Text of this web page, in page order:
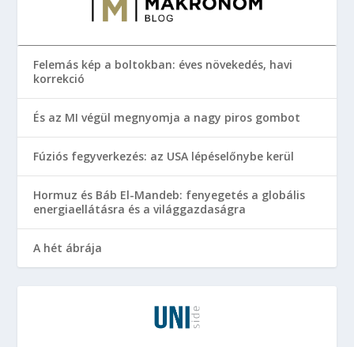
Felemás kép a boltokban: éves növekedés, havi
korrekció
És az MI végül megnyomja a nagy piros gombot
Fúziós fegyverkezés: az USA lépéselőnybe kerül
Hormuz és Báb El-Mandeb: fenyegetés a globális
energiaellátásra és a világgazdaságra
A hét ábrája